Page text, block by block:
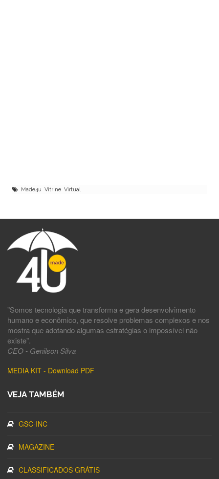
Made4u Vitrine Virtual
"Somos tecnologia que transforma e gera desenvolvimento
humano e econômico, que resolve problemas complexos e nos
mostra que adotando algumas estratégias o impossível não
existe".
CEO - Genilson Silva
MEDIA KIT - Download PDF
VEJA TAMBÉM
GSC-INC
MAGAZINE
CLASSIFICADOS GRÁTIS